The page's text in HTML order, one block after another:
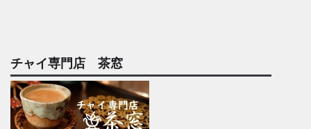
チャイ専門店 茶窓